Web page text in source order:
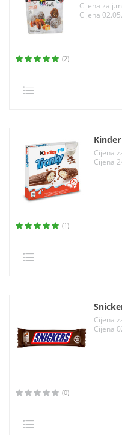
Cijena za
Cijena
(2)
Cijena
Cijena
(1)
Cijena
Cijena
(0)